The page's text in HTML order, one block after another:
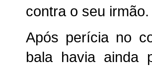
contra o seu irmão.
Após perícia no
bala havia ainda